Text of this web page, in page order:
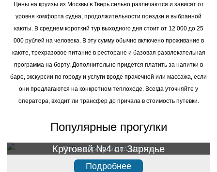
Цены на круизы из Москвы в Тверь сильно различаются и зависят от
уровня комфорта судна, продолжительности поездки и выбранной
каюты. В среднем короткий тур выходного дня стоит от 12 000 до 25
000 рублей на человека. В эту сумму обычно включено проживание в
каюте, трехразовое питание в ресторане и базовая развлекательная
программа на борту. Дополнительно придется платить за напитки в
баре, экскурсии по городу и услуги вроде прачечной или массажа, если
они предлагаются на конкретном теплоходе. Всегда уточняйте у
оператора, входит ли трансфер до причала в стоимость путевки.
Популярные прогулки
Речная прогулка по Москве
Круговой №4 от Зарядье
Подробнее